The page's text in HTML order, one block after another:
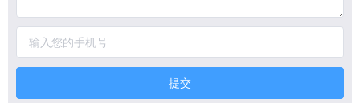
提交